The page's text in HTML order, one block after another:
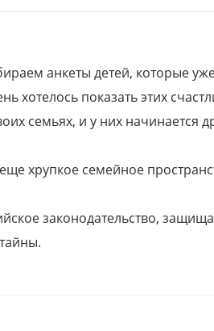
анкеты детей, которые
хотелось показать этих
семьях, и у них начинается
хрупкое семейное
законодательство,